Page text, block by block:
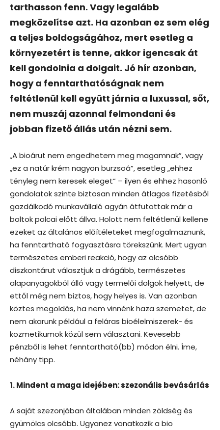
tarthasson fenn. Vagy legalább
megközelítse azt. Ha azonban ez sem elég
a teljes boldogságához, mert esetleg a
környezetért is tenne, akkor igencsak át
kell gondolnia a dolgait. Jó hír azonban,
hogy a fenntarthatóságnak nem
feltétlenül kell együtt járnia a luxussal, sőt,
nem muszáj azonnal felmondani és
jobban fizető állás után nézni sem.
„A bioárut nem engedhetem meg magamnak”, vagy
„ez a natúr krém nagyon burzsoá”, esetleg „ehhez
tényleg nem keresek eleget” – ilyen és ehhez hasonló
gondolatok szinte biztosan minden átlagos fizetésből
gazdálkodó munkavállaló agyán átfutottak már a
boltok polcai előtt állva. Holott nem feltétlenül kellene
ezeket az általános előítéleteket megfogalmaznunk,
ha fenntartható fogyasztásra törekszünk. Mert ugyan
természetes emberi reakció, hogy az olcsóbb
diszkontárut választjuk a drágább, természetes
alapanyagokból álló vagy termelői dolgok helyett, de
ettől még nem biztos, hogy helyes is. Van azonban
köztes megoldás, ha nem vinnénk haza szemetet, de
nem akarunk például a feláras bioélelmiszerek- és
kozmetikumok közül sem választani. Kevesebb
pénzből is lehet fenntartható(bb) módon élni. Íme,
néhány tipp.
1. Mindent a maga idejében: szezonális bevásárlás
A saját szezonjában általában minden zöldség és
gyümölcs olcsóbb. Ugyanez vonatkozik a bio